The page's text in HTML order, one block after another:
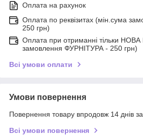
Оплата на рахунок
Оплата по реквізитах (мін.сума
250 грн)
Оплата при отриманні тільки
замовлення ФУРНІТУРА - 250 грн)
Всі умови оплати
Умови повернення
Повернення товару впродовж 14 днів
Всі умови повернення